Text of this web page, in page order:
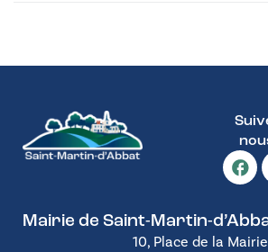
Mairie de Saint-Martin-
10, Place de la Mairie